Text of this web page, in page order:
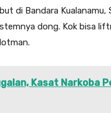
di Bandara
dong. Kok bisa
Kasat Narkoba